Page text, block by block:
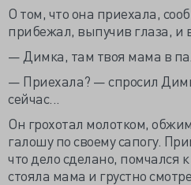
О том, что она приехала,
прибежал, выпучив глаза, и
— Димка, там твоя мама в
— Приехала? — спросил
сейчас...
Он грохотал молотком,
галошу по своему сапогу.
что дело сделано, помчался
стояла мама и грустно